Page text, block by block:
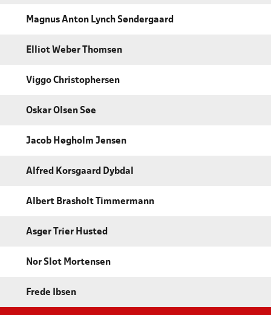
Magnus Anton Lynch Søndergaard
Elliot Weber Thomsen
Viggo Christophersen
Oskar Olsen Søe
Jacob Høgholm Jensen
Alfred Korsgaard Dybdal
Albert Brasholt Timmermann
Asger Trier Husted
Nor Slot Mortensen
Frede Ibsen